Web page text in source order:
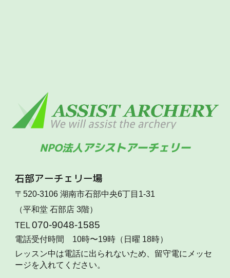
NPO法人アシストアーチェリー
石部アーチェリー場
〒520-3106 湖南市石部中央6丁目1-31
（平和堂 石部店 3階）
TEL070-9048-1585
電話受付時間 10時〜19時（日曜 18時）
レッスン中は電話に出られないため、留守電にメッセ
ージを入れてください。